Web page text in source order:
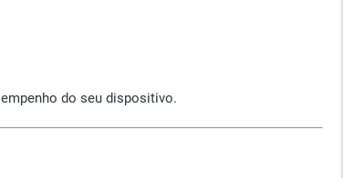
do seu dispositivo.